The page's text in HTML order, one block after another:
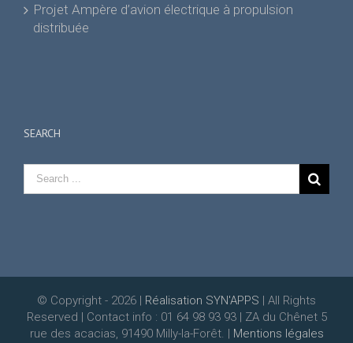
Projet Ampère d’avion électrique à propulsion
distribuée
SEARCH
© Copyright - 2026 | Réalisation SYN'APPS | All Rights
Reserved | Contact info : 01 64 98 93 93 | ZA du Chênet 5
rue des acacias, 91490 Milly-la-Forêt. | Mentions légales